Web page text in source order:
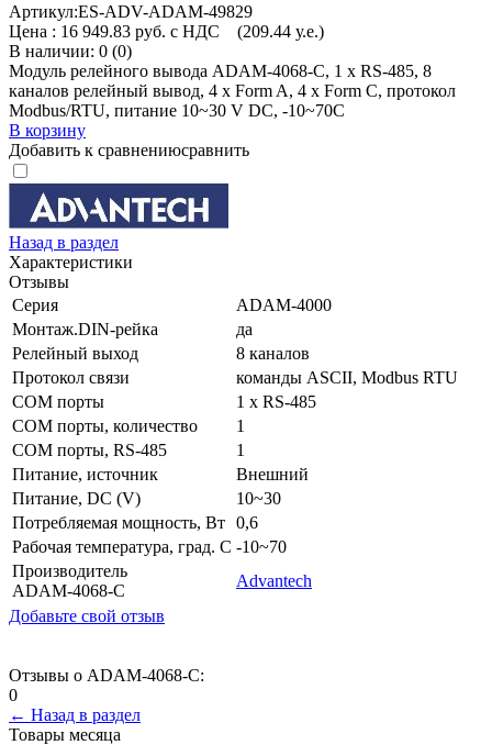
Артикул:ES-ADV-ADAM-49829
Цена : 16 949.83 руб. с НДС (209.44 у.е.)
В наличии: 0 (0)
Модуль релейного вывода ADAM-4068-C, 1 x RS-485, 8
каналов релейный вывод, 4 x Form A, 4 x Form C, протокол
Modbus/RTU, питание 10~30 V DC, -10~70C
В корзину
Добавить к сравнениюсравнить
Назад в раздел
Характеристики
Отзывы
Серия
ADAM-4000
Монтаж.DIN-рейка
да
Релейный выход
8 каналов
Протокол связи
команды ASCII, Modbus RTU
COM порты
1 x RS-485
COM порты, количество
1
COM порты, RS-485
1
Питание, источник
Внешний
Питание, DC (V)
10~30
Потребляемая мощность, Вт 0,6
Рабочая температура, град. C -10~70
Производитель
ADAM-4068-C
Advantech
Добавьте свой отзыв
Отзывы о ADAM-4068-C:
0
← Назад в раздел
Товары месяца